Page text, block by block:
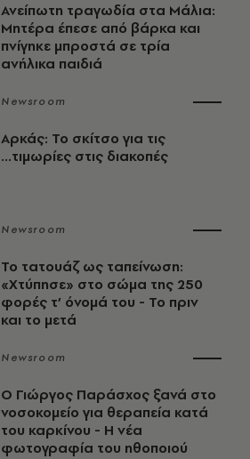
Ανείπωτη τραγωδία στα Μάλια:
Μητέρα έπεσε από βάρκα και
πνίγηκε μπροστά σε τρία
ανήλικα παιδιά
Newsroom
Αρκάς: Το σκίτσο για τις
...τιμωρίες στις διακοπές
Newsroom
Το τατουάζ ως ταπείνωση:
«Χτύπησε» στο σώμα της 250
φορές τ’ όνομά του - Το πριν
και το μετά
Newsroom
O Γιώργος Παράσχος ξανά στο
νοσοκομείο για θεραπεία κατά
του καρκίνου - Η νέα
φωτογραφία του ηθοποιού